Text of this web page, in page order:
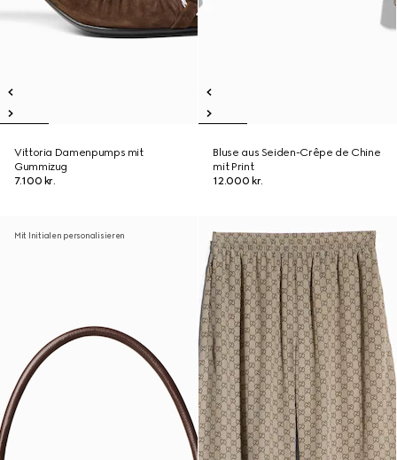
Vittoria Damenpumps mit
Gummizug
7.100 kr.
Bluse aus Seiden-Crêpe de Chine
mit Print
12.000 kr.
Mit Initialen personalisieren